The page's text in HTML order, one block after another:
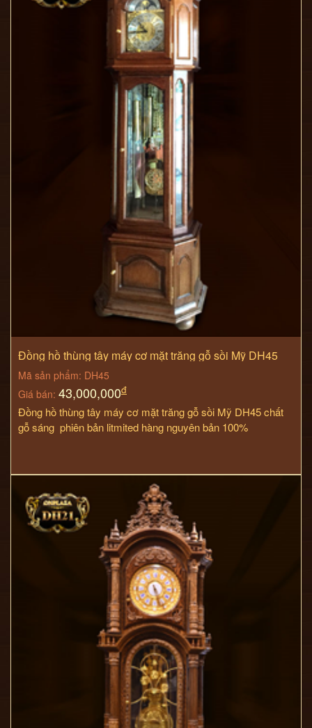
Đồng hồ thùng tây máy cơ mặt trăng gỗ sồi Mỹ DH45
chất gỗ sáng
Mã sản phẩm: DH45
Giá bán: 43,000,000đ
Đồng hồ thùng tây máy cơ mặt trăng gỗ sồi Mỹ DH45 chất
gỗ sáng phiên bản litmited hàng nguyên bản 100%